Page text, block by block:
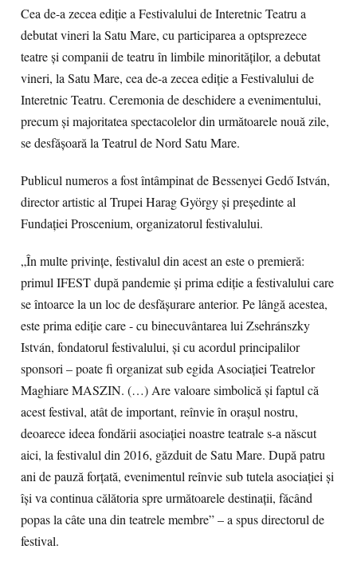
Cea de-a zecea ediție a Festivalului de Interetnic Teatru a
debutat vineri la Satu Mare, cu participarea a optsprezece
teatre și companii de teatru în limbile minorităților, a debutat
vineri, la Satu Mare, cea de-a zecea ediție a Festivalului de
Interetnic Teatru. Ceremonia de deschidere a evenimentului,
precum și majoritatea spectacolelor din următoarele nouă zile,
se desfășoară la Teatrul de Nord Satu Mare.
Publicul numeros a fost întâmpinat de Bessenyei Gedő István,
director artistic al Trupei Harag György și președinte al
Fundației Proscenium, organizatorul festivalului.
„În multe privințe, festivalul din acest an este o premieră:
primul IFEST după pandemie și prima ediție a festivalului care
se întoarce la un loc de desfășurare anterior. Pe lângă acestea,
este prima ediție care - cu binecuvântarea lui Zsehránszky
István, fondatorul festivalului, și cu acordul principalilor
sponsori – poate fi organizat sub egida Asociației Teatrelor
Maghiare MASZIN. (…) Are valoare simbolică și faptul că
acest festival, atât de important, reînvie în orașul nostru,
deoarece ideea fondării asociației noastre teatrale s-a născut
aici, la festivalul din 2016, găzduit de Satu Mare. După patru
ani de pauză forțată, evenimentul reînvie sub tutela asociației și
își va continua călătoria spre următoarele destinații, făcând
popas la câte una din teatrele membre” – a spus directorul de
festival.